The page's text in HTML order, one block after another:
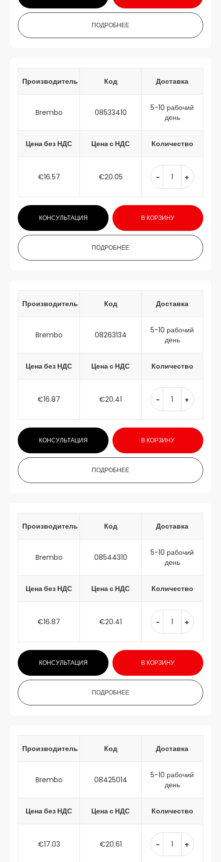
ПОДРОБНЕЕ
Производитель Код Доставка
Brembo 08533410
5-10 рабочий
день
Цена без НДС Цена с НДС Количество
€16.57 €20.05 - +
КОНСУЛЬТАЦИЯ В КОРЗИНУ
ПОДРОБНЕЕ
Производитель Код Доставка
Brembo 08263134
5-10 рабочий
день
Цена без НДС Цена с НДС Количество
€16.87 €20.41 - +
КОНСУЛЬТАЦИЯ В КОРЗИНУ
ПОДРОБНЕЕ
Производитель Код Доставка
Brembo 08544310
5-10 рабочий
день
Цена без НДС Цена с НДС Количество
€16.87 €20.41 - +
КОНСУЛЬТАЦИЯ В КОРЗИНУ
ПОДРОБНЕЕ
Производитель Код Доставка
Brembo 08425014
5-10 рабочий
день
Цена без НДС Цена с НДС Количество
€17.03 €20.61 - +